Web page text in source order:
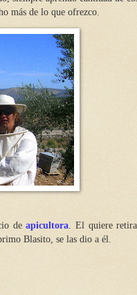
más de lo que ofrezco.
deapicultora . El quiere
Blasito, se las dio a él.